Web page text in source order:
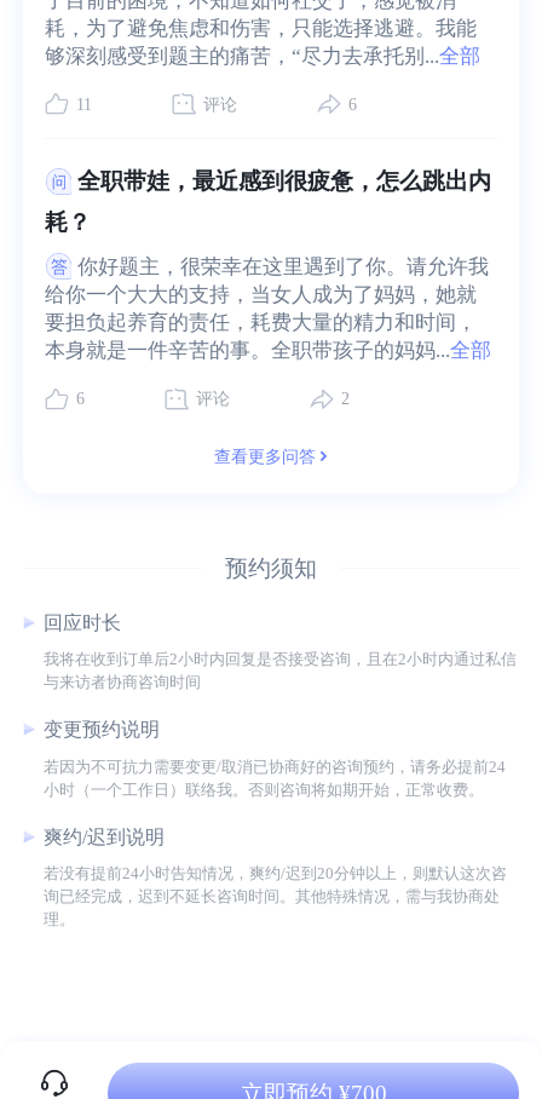
耗，为了避免焦虑和伤害，只能选择逃避。我能
够深刻感受到题主的痛苦，“尽力去承托别...全部
11 评论 6
全职带娃，最近感到很疲惫，怎么跳出内
耗？
你好题主，很荣幸在这里遇到了你。请允许我
给你一个大大的支持，当女人成为了妈妈，她就
要担负起养育的责任，耗费大量的精力和时间，
本身就是一件辛苦的事。全职带孩子的妈妈...全部
6 评论 2
查看更多问答
预约须知
回应时长
我将在收到订单后2小时内回复是否接受咨询，且在2小时内通过私信
与来访者协商咨询时间
变更预约说明
若因为不可抗力需要变更/取消已协商好的咨询预约，请务必提前24
小时（一个工作日）联络我。否则咨询将如期开始，正常收费。
爽约/迟到说明
若没有提前24小时告知情况，爽约/迟到20分钟以上，则默认这次咨
询已经完成，迟到不延长咨询时间。其他特殊情况，需与我协商处
理。
立即预约 ¥700